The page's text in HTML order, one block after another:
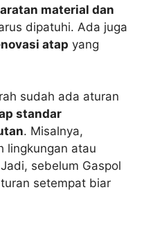
material dan
dipatuhi. Ada juga
atap yang
sudah ada aturan
standar
. Misalnya,
lingkungan atau
sebelum Gaspol
setempat biar